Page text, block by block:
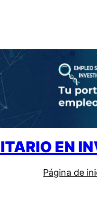
EN
Página de